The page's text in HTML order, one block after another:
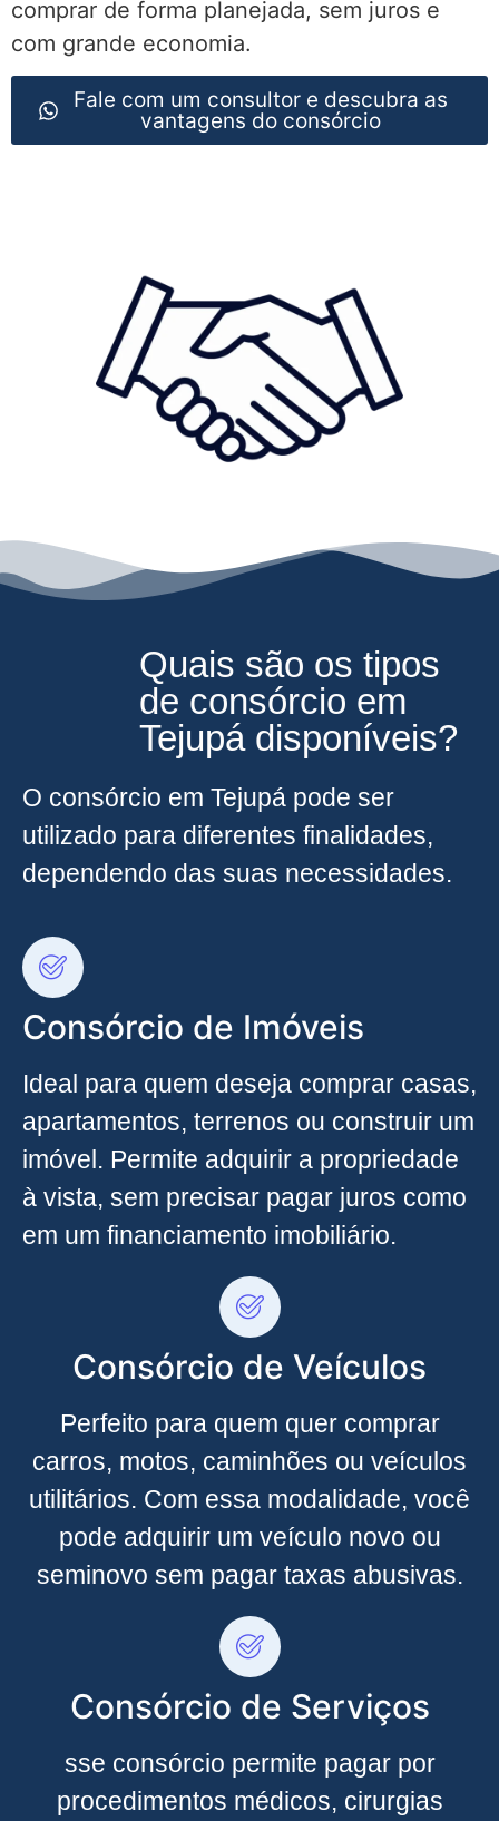
comprar de forma planejada, sem juros e
com grande economia.
Fale com um consultor e descubra as
vantagens do consórcio
Quais são os tipos
de consórcio em
Tejupá disponíveis?
O consórcio em Tejupá pode ser
utilizado para diferentes finalidades,
dependendo das suas necessidades.
Consórcio de Imóveis
Ideal para quem deseja comprar casas,
apartamentos, terrenos ou construir um
imóvel. Permite adquirir a propriedade
à vista, sem precisar pagar juros como
em um financiamento imobiliário.
Consórcio de Veículos
Perfeito para quem quer comprar
carros, motos, caminhões ou veículos
utilitários. Com essa modalidade, você
pode adquirir um veículo novo ou
seminovo sem pagar taxas abusivas.
Consórcio de Serviços
sse consórcio permite pagar por
procedimentos médicos, cirurgias